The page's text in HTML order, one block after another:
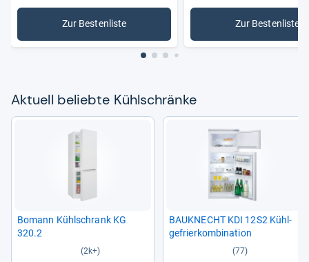
Zur Bestenliste
: Kühlschränke Zur Bestenliste
: Bosch
Aktu­ell beliebte Kühl­schränke
Bomann Kühl­schrank KG
320.2
(2k+)
BAU­KNECHT KDI 12S2 Kühl­
ge­frier­kom­bi­na­tion
(77)